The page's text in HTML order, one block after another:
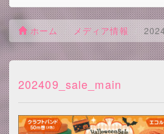
ホーム メディア情報
202409_sale_main